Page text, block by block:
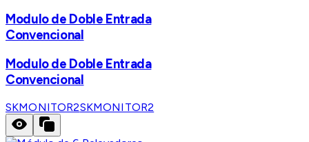
Modulo de Doble Entrada
Convencional
Modulo de Doble Entrada
Convencional
SKMONITOR2SKMONITOR2